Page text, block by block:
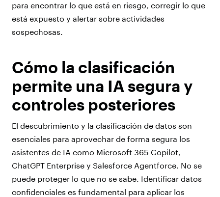
para encontrar lo que está en riesgo, corregir lo que
está expuesto y alertar sobre actividades
sospechosas.
Cómo la clasificación
permite una IA segura y
controles posteriores
El descubrimiento y la clasificación de datos son
esenciales para aprovechar de forma segura los
asistentes de IA como Microsoft 365 Copilot,
ChatGPT Enterprise y Salesforce Agentforce. No se
puede proteger lo que no se sabe. Identificar datos
confidenciales es fundamental para aplicar los